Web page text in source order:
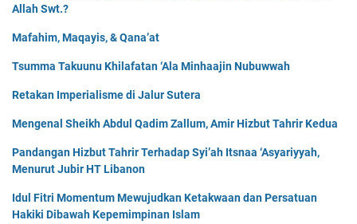
Allah Swt.?
Mafahim, Maqayis, & Qana’at
Tsumma Takuunu Khilafatan ‘Ala Minhaajin Nubuwwah
Retakan Imperialisme di Jalur Sutera
Mengenal Sheikh Abdul Qadim Zallum, Amir Hizbut Tahrir Kedua
Pandangan Hizbut Tahrir Terhadap Syi’ah Itsnaa ‘Asyariyyah,
Menurut Jubir HT Libanon
Idul Fitri Momentum Mewujudkan Ketakwaan dan Persatuan
Hakiki Dibawah Kepemimpinan Islam